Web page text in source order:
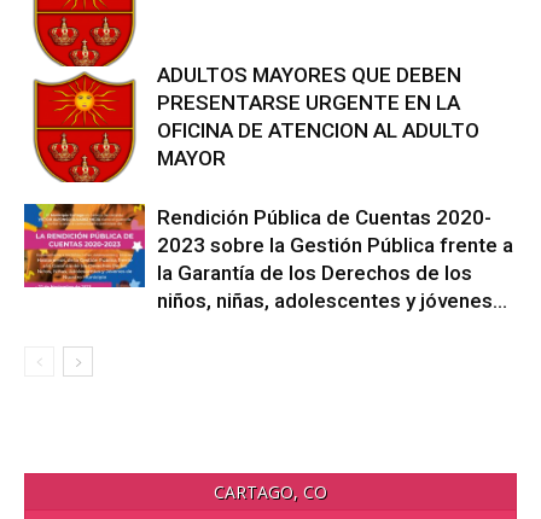
ADULTOS MAYORES QUE DEBEN
PRESENTARSE URGENTE EN LA
OFICINA DE ATENCION AL ADULTO
MAYOR
Rendición Pública de Cuentas 2020-
2023 sobre la Gestión Pública frente a
la Garantía de los Derechos de los
niños, niñas, adolescentes y jóvenes...
CARTAGO, CO